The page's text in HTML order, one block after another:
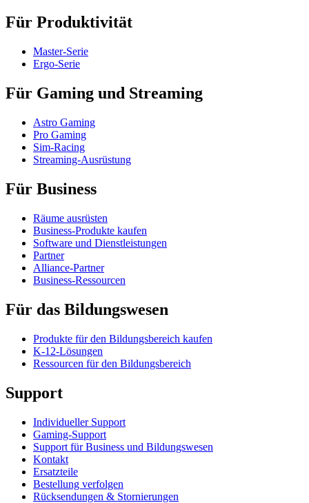
Für Produktivität
Master-Serie
Ergo-Serie
Für Gaming und Streaming
Astro Gaming
Pro Gaming
Sim-Racing
Streaming-Ausrüstung
Für Business
Räume ausrüsten
Business-Produkte kaufen
Software und Dienstleistungen
Partner
Alliance-Partner
Business-Ressourcen
Für das Bildungswesen
Produkte für den Bildungsbereich kaufen
K-12-Lösungen
Ressourcen für den Bildungsbereich
Support
Individueller Support
Gaming-Support
Support für Business und Bildungswesen
Kontakt
Ersatzteile
Bestellung verfolgen
Rücksendungen & Stornierungen